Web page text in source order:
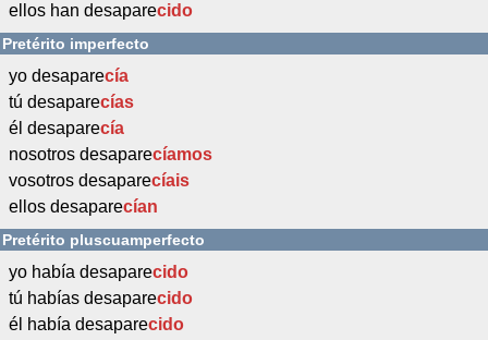
ellos han desaparecido
Pretérito imperfecto
yo desaparecía
tú desaparecías
él desaparecía
nosotros desaparecíamos
vosotros desaparecíais
ellos desaparecían
Pretérito pluscuamperfecto
yo había desaparecido
tú habías desaparecido
él había desaparecido